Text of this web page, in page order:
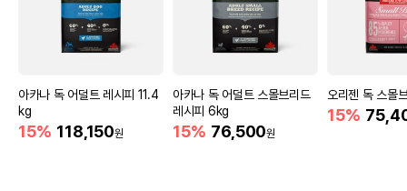
아카나 독 어덜트 레시피 11.4
kg
15% 118,150원
아카나 독 어덜트 스몰브리드
레시피 6kg
15% 76,500원
오리젠 독 스몰
15%